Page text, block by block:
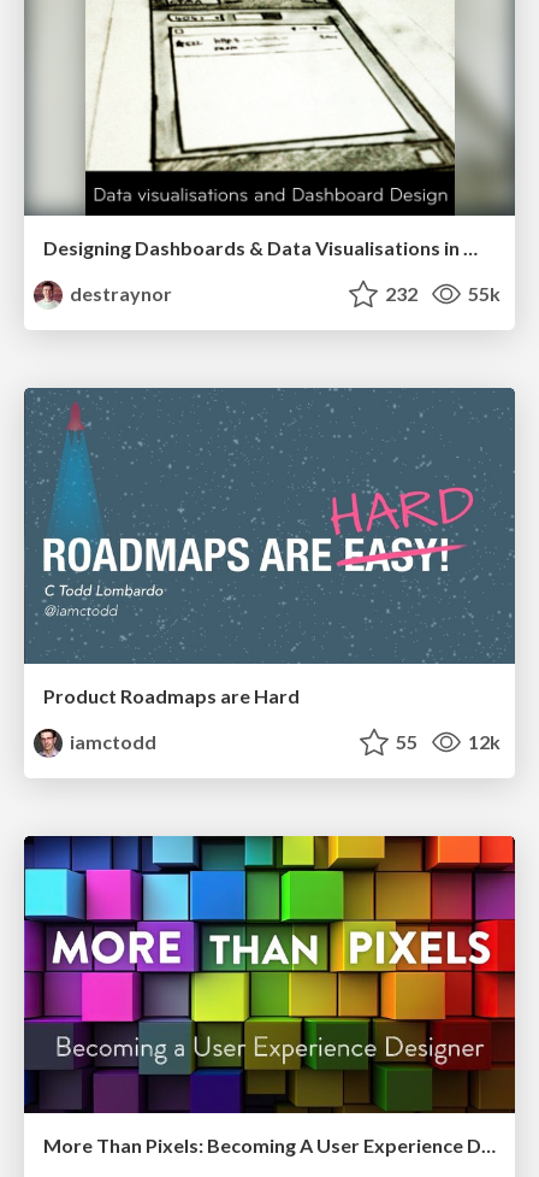
Designing Dashboards & Data Visualisations in Web Apps
destraynor
232 55k
Product Roadmaps are Hard
iamctodd
55 12k